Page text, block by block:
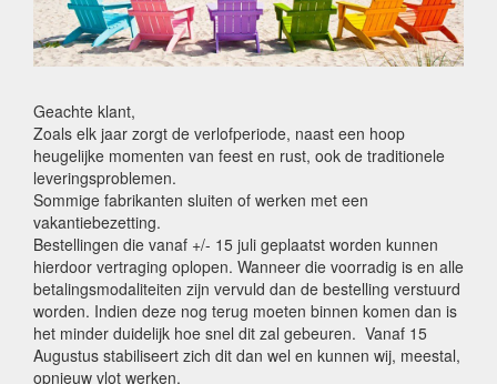
Geachte klant,
Zoals elk jaar zorgt de verlofperiode, naast een hoop
heugelijke momenten van feest en rust, ook de traditionele
leveringsproblemen.
Sommige fabrikanten sluiten of werken met een
vakantiebezetting.
Bestellingen die vanaf +/- 15 juli geplaatst worden kunnen
hierdoor vertraging oplopen. Wanneer die voorradig is en alle
betalingsmodaliteiten zijn vervuld dan de bestelling verstuurd
worden. Indien deze nog terug moeten binnen komen dan is
het minder duidelijk hoe snel dit zal gebeuren. Vanaf 15
Augustus stabiliseert zich dit dan wel en kunnen wij, meestal,
opnieuw vlot werken.